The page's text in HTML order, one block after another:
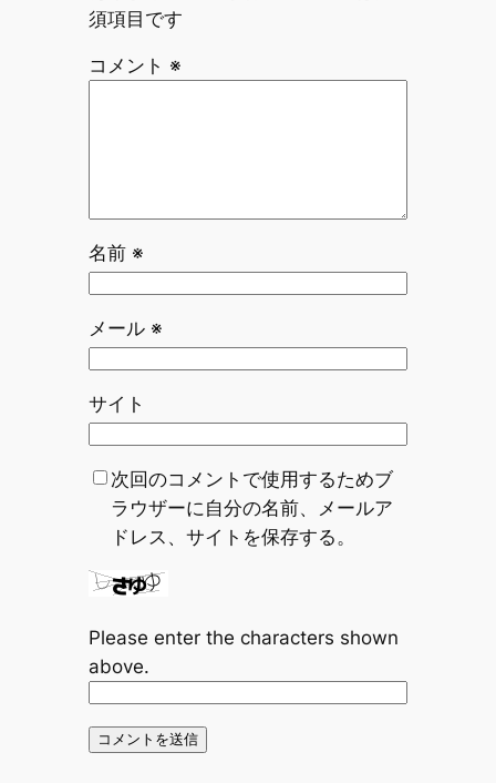
須項目です
コメント ※
名前 ※
メール ※
サイト
次回のコメントで使用するためブ
ラウザーに自分の名前、メールア
ドレス、サイトを保存する。
Please enter the characters shown
above.